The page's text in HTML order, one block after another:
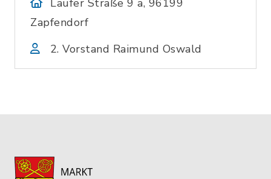
Laufer Straße 9 a, 96199
Zapfendorf
2. Vorstand Raimund Oswald